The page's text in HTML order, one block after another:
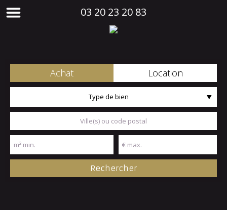
03 20 23 20 83
Achat Location
Type de bien